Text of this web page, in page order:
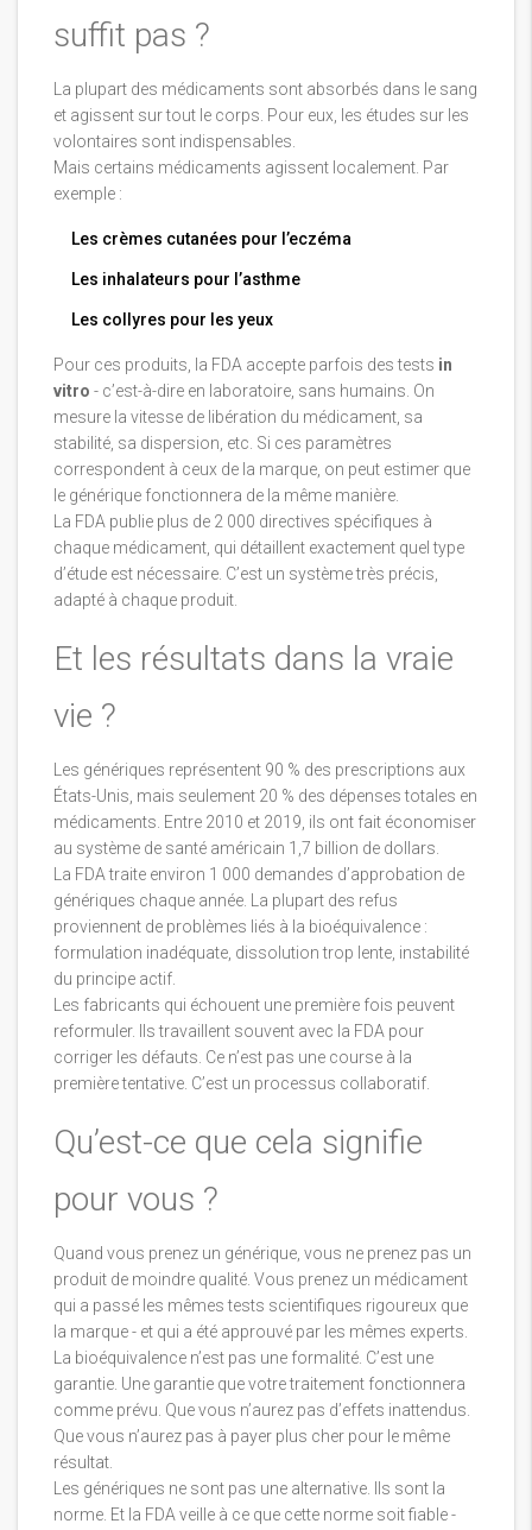
suffit pas ?
La plupart des médicaments sont absorbés dans le sang
et agissent sur tout le corps. Pour eux, les études sur les
volontaires sont indispensables.
Mais certains médicaments agissent localement. Par
exemple :
Les crèmes cutanées pour l’eczéma
Les inhalateurs pour l’asthme
Les collyres pour les yeux
Pour ces produits, la FDA accepte parfois des tests in
vitro - c’est-à-dire en laboratoire, sans humains. On
mesure la vitesse de libération du médicament, sa
stabilité, sa dispersion, etc. Si ces paramètres
correspondent à ceux de la marque, on peut estimer que
le générique fonctionnera de la même manière.
La FDA publie plus de 2 000 directives spécifiques à
chaque médicament, qui détaillent exactement quel type
d’étude est nécessaire. C’est un système très précis,
adapté à chaque produit.
Et les résultats dans la vraie
vie ?
Les génériques représentent 90 % des prescriptions aux
États-Unis, mais seulement 20 % des dépenses totales en
médicaments. Entre 2010 et 2019, ils ont fait économiser
au système de santé américain 1,7 billion de dollars.
La FDA traite environ 1 000 demandes d’approbation de
génériques chaque année. La plupart des refus
proviennent de problèmes liés à la bioéquivalence :
formulation inadéquate, dissolution trop lente, instabilité
du principe actif.
Les fabricants qui échouent une première fois peuvent
reformuler. Ils travaillent souvent avec la FDA pour
corriger les défauts. Ce n’est pas une course à la
première tentative. C’est un processus collaboratif.
Qu’est-ce que cela signifie
pour vous ?
Quand vous prenez un générique, vous ne prenez pas un
produit de moindre qualité. Vous prenez un médicament
qui a passé les mêmes tests scientifiques rigoureux que
la marque - et qui a été approuvé par les mêmes experts.
La bioéquivalence n’est pas une formalité. C’est une
garantie. Une garantie que votre traitement fonctionnera
comme prévu. Que vous n’aurez pas d’effets inattendus.
Que vous n’aurez pas à payer plus cher pour le même
résultat.
Les génériques ne sont pas une alternative. Ils sont la
norme. Et la FDA veille à ce que cette norme soit fiable -